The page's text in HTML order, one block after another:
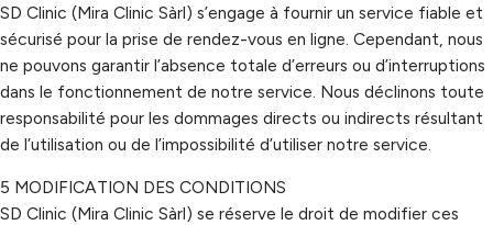
SD Clinic (Mira Clinic Sàrl) s’engage à fournir un service fiable et
sécurisé pour la prise de rendez-vous en ligne. Cependant, nous
ne pouvons garantir l’absence totale d’erreurs ou d’interruptions
dans le fonctionnement de notre service. Nous déclinons toute
responsabilité pour les dommages directs ou indirects résultant
de l’utilisation ou de l’impossibilité d’utiliser notre service.
5 MODIFICATION DES CONDITIONS
SD Clinic (Mira Clinic Sàrl) se réserve le droit de modifier ces